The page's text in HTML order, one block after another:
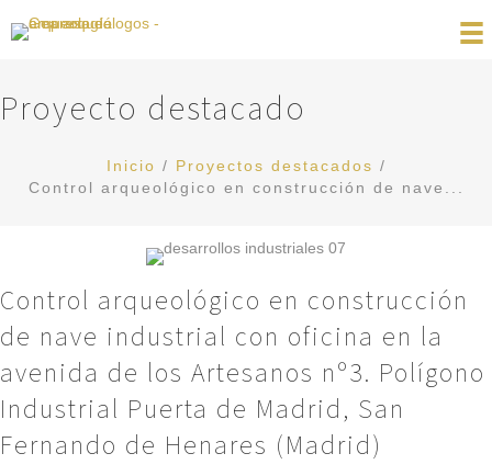
Proyecto destacado
Inicio / Proyectos destacados /
Control arqueológico en construcción de nave...
Control arqueológico en construcción
de nave industrial con oficina en la
avenida de los Artesanos nº3. Polígono
Industrial Puerta de Madrid, San
Fernando de Henares (Madrid)